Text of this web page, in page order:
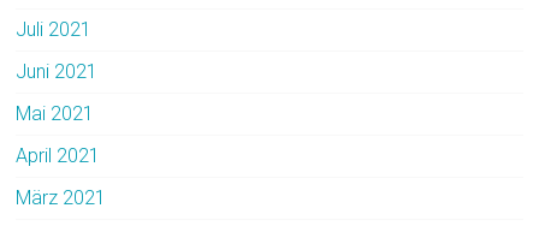
Juli 2021
Juni 2021
Mai 2021
April 2021
März 2021